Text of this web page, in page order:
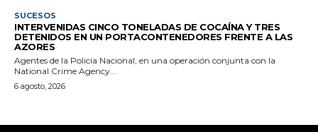
SUCESOS
INTERVENIDAS CINCO TONELADAS DE COCAÍNA Y TRES
DETENIDOS EN UN PORTACONTENEDORES FRENTE A LAS
AZORES
Agentes de la Policía Nacional, en una operación conjunta con la
National Crime Agency...
6 agosto, 2026